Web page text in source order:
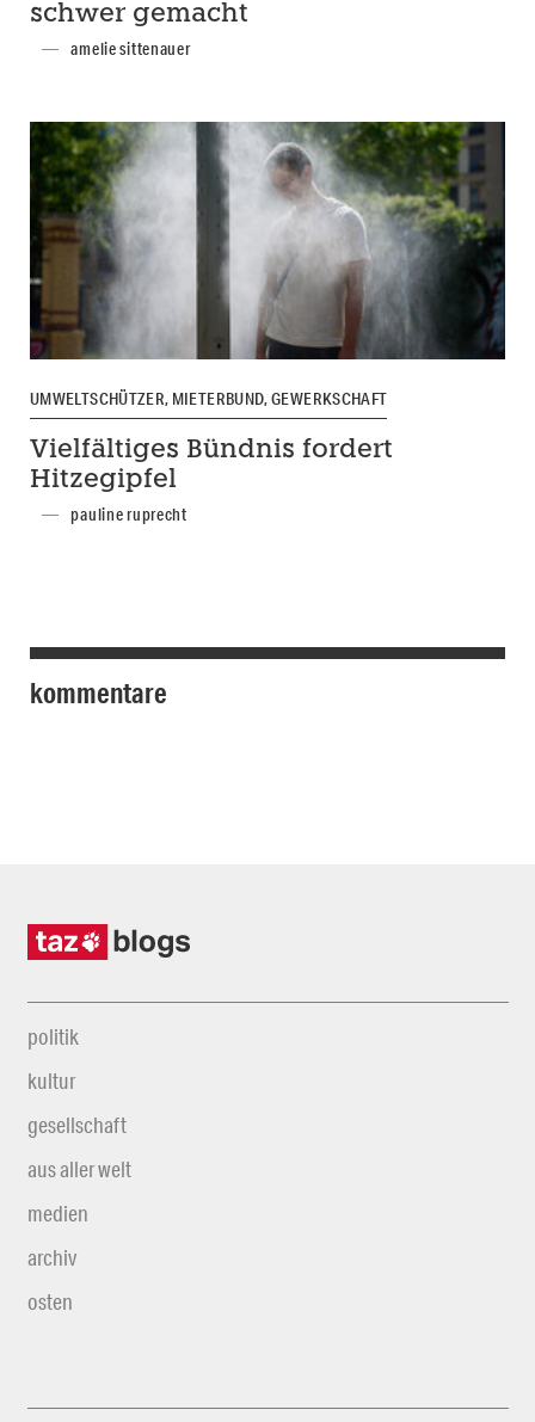
schwer gemacht
amelie sittenauer
UMWELTSCHÜTZER, MIETERBUND, GEWERKSCHAFT
Vielfältiges Bündnis fordert
Hitzegipfel
pauline ruprecht
kommentare
politik
kultur
gesellschaft
aus aller welt
medien
archiv
osten